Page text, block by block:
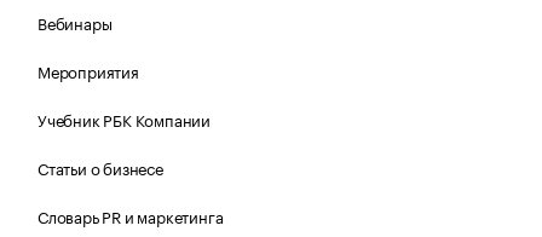
Вебинары
Мероприятия
Учебник РБК Компании
Статьи о бизнесе
Словарь PR и маркетинга